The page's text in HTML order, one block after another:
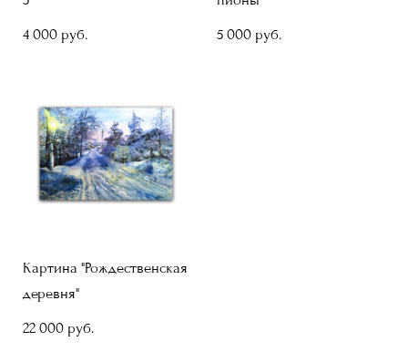
4 000 pуб.
5 000 pуб.
Картина "Рождественская
деревня"
22 000 pуб.